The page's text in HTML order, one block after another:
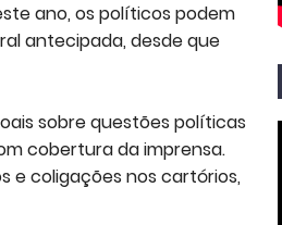
ano, os políticos podem
antecipada, desde que
sobre questões políticas
cobertura da imprensa.
e coligações nos cartórios,